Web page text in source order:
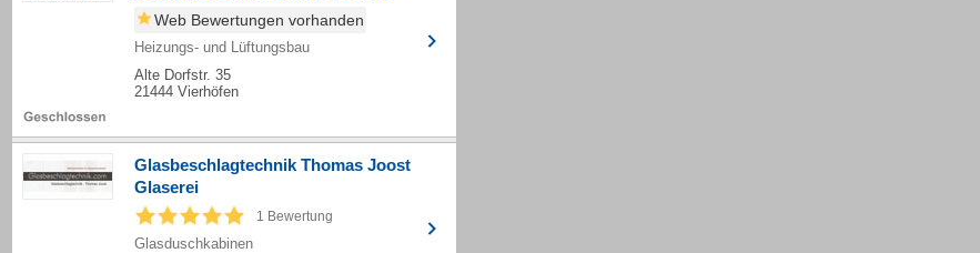
Web Bewertungen vorhanden
Heizungs- und Lüftungsbau
Alte Dorfstr. 35
21444 Vierhöfen
Glasbeschlagtechnik Thomas Joost
Glaserei
1 Bewertung
Glasduschkabinen